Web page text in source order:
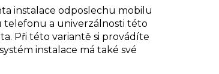
instalace odposlechu mobilu
telefonu a univerzálnosti této
Při této variantě si provádíte
instalace má také své